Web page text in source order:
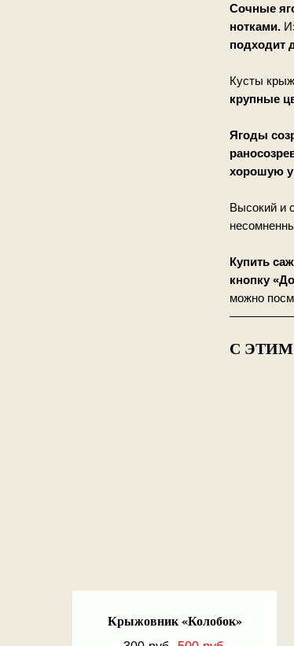
Сочные
нотками.
подходит
Кусты
крупные
Ягоды
хорошую
Высокий и
Купить
кнопку
можно
С
Крыжовник «Колобок»